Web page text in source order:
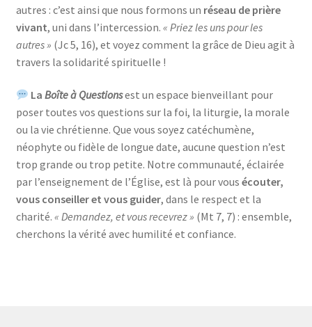
autres : c’est ainsi que nous formons un réseau de prière
vivant, uni dans l’intercession. « Priez les uns pour les
autres » (Jc 5, 16), et voyez comment la grâce de Dieu agit à
travers la solidarité spirituelle !
La Boîte à Questionsest un espace bienveillant pour
poser toutes vos questions sur la foi, la liturgie, la morale
ou la vie chrétienne. Que vous soyez catéchumène,
néophyte ou fidèle de longue date, aucune question n’est
trop grande ou trop petite. Notre communauté, éclairée
par l’enseignement de l’Église, est là pour vous écouter,
vous conseiller et vous guider, dans le respect et la
charité. « Demandez, et vous recevrez » (Mt 7, 7) : ensemble,
cherchons la vérité avec humilité et confiance.